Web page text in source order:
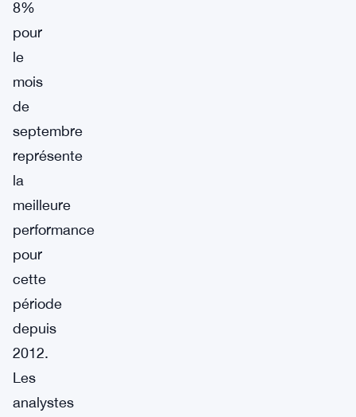
8%
pour
le
mois
de
septembre
représente
la
meilleure
performance
pour
cette
période
depuis
2012.
Les
analystes